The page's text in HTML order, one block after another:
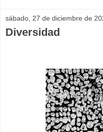
sábado, 27 de diciembre de
Diversidad